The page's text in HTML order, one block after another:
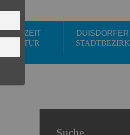
FREIZEIT
KULTUR
DUISDORFER
STADTBEZIRK